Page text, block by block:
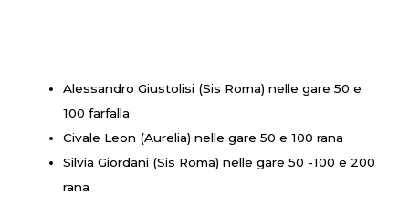
Alessandro Giustolisi (Sis Roma) nelle gare 50 e
100 farfalla
Civale Leon (Aurelia) nelle gare 50 e 100 rana
Silvia Giordani (Sis Roma) nelle gare 50 -100 e 200
rana